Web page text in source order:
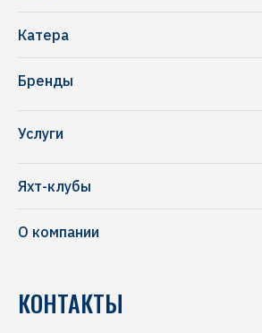
Катера
Бренды
Frauscher
Ferretti
Услуги
Комиссионная продажа
Строительство марин
Яхт-клубы
О компании
Новости
КОНТАКТЫ